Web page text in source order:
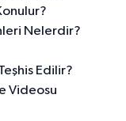
Nelerdir?
Edilir?
Videosu